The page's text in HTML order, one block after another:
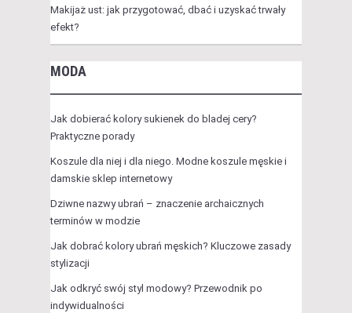
Makijaż ust: jak przygotować, dbać i uzyskać trwały
efekt?
MODA
Jak dobierać kolory sukienek do bladej cery?
Praktyczne porady
Koszule dla niej i dla niego. Modne koszule męskie i
damskie sklep internetowy
Dziwne nazwy ubrań – znaczenie archaicznych
terminów w modzie
Jak dobrać kolory ubrań męskich? Kluczowe zasady
stylizacji
Jak odkryć swój styl modowy? Przewodnik po
indywidualności